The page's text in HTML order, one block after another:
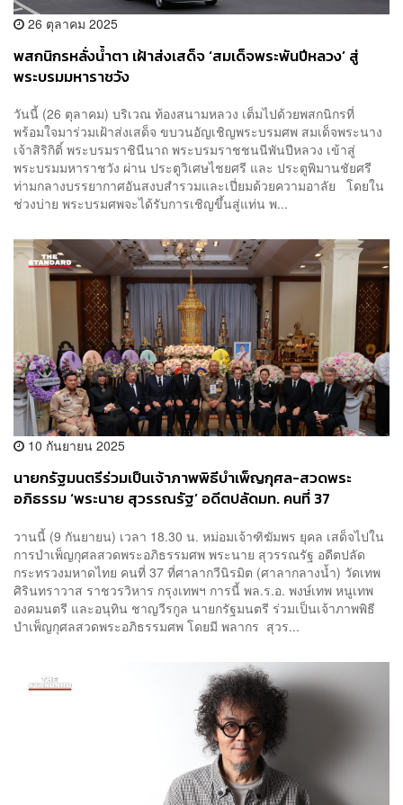
26 ตุลาคม 2025
พสกนิกรหลั่งน้ำตา เฝ้าส่งเสด็จ ‘สมเด็จพระพันปีหลวง’ สู่
พระบรมมหาราชวัง
วันนี้ (26 ตุลาคม) บริเวณ ท้องสนามหลวง เต็มไปด้วยพสกนิกรที่
พร้อมใจมาร่วมเฝ้าส่งเสด็จ ขบวนอัญเชิญพระบรมศพ สมเด็จพระนาง
เจ้าสิริกิติ์ พระบรมราชินีนาถ พระบรมราชชนนีพันปีหลวง เข้าสู่
พระบรมมหาราชวัง ผ่าน ประตูวิเศษไชยศรี และ ประตูพิมานชัยศรี
ท่ามกลางบรรยากาศอันสงบสำรวมและเปี่ยมด้วยความอาลัย โดยใน
ช่วงบ่าย พระบรมศพจะได้รับการเชิญขึ้นสู่แท่น พ...
10 กันยายน 2025
นายกรัฐมนตรีร่วมเป็นเจ้าภาพพิธีบำเพ็ญกุศล-สวดพระ
อภิธรรม ‘พระนาย สุวรรณรัฐ’ อดีตปลัดมท. คนที่ 37
วานนี้ (9 กันยายน) เวลา 18.30 น. หม่อมเจ้าฑิฆัมพร ยุคล เสด็จไปใน
การบำเพ็ญกุศลสวดพระอภิธรรมศพ พระนาย สุวรรณรัฐ อดีตปลัด
กระทรวงมหาดไทย คนที่ 37 ที่ศาลากวีนิรมิต (ศาลากลางน้ำ) วัดเทพ
ศิรินทราวาส ราชวรวิหาร กรุงเทพฯ การนี้ พล.ร.อ. พงษ์เทพ หนูเทพ
องคมนตรี และอนุทิน ชาญวีรกูล นายกรัฐมนตรี ร่วมเป็นเจ้าภาพพิธี
บำเพ็ญกุศลสวดพระอภิธรรมศพ โดยมี พลากร สุวร...